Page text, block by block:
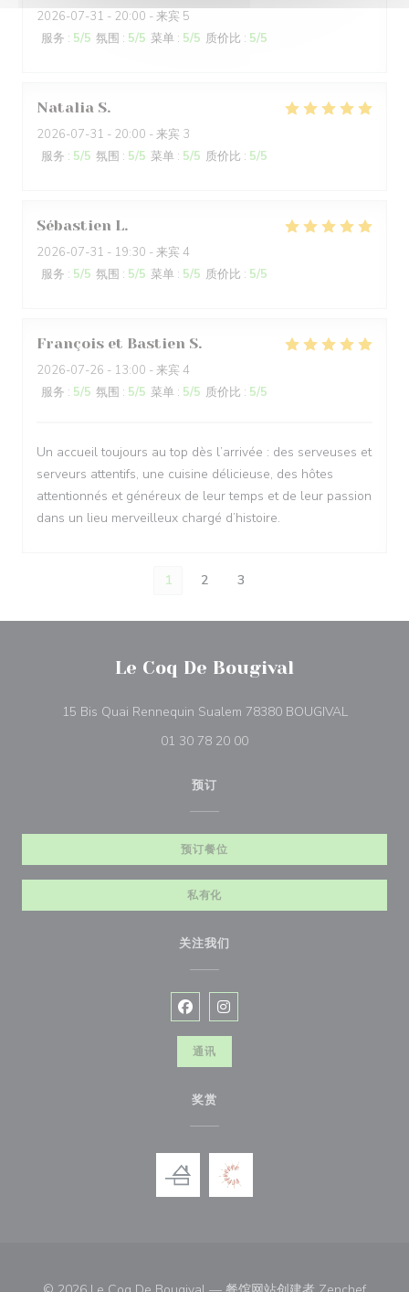
2026-07-31 - 20:00 - 来宾 5
服务 : 5/5 氛围 : 5/5 菜单 : 5/5 质价比 : 5/5
Natalia S
2026-07-31 - 20:00 - 来宾 3
服务 : 5/5 氛围 : 5/5 菜单 : 5/5 质价比 : 5/5
Sébastien L
2026-07-31 - 19:30 - 来宾 4
服务 : 5/5 氛围 : 5/5 菜单 : 5/5 质价比 : 5/5
François et Bastien S
2026-07-26 - 13:00 - 来宾 4
服务 : 5/5 氛围 : 5/5 菜单 : 5/5 质价比 : 5/5
Un accueil toujours au top dès l’arrivée : des serveuses et
serveurs attentifs, une cuisine délicieuse, des hôtes
attentionnés et généreux de leur temps et de leur passion
dans un lieu merveilleux chargé d’histoire.
1 2 3
Le Coq De Bougival
15 Bis Quai Rennequin Sualem 78380 BOUGIVAL((在新窗口
01 30 78 20 00
预订
预订餐位
私有化
关注我们
Facebook ((在新窗口中打开))
Instagram ((在新窗口中打开))
通讯
奖赏